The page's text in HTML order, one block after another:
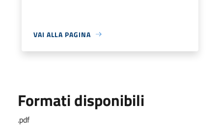
VAI ALLA PAGINA
Formati disponibili
.pdf